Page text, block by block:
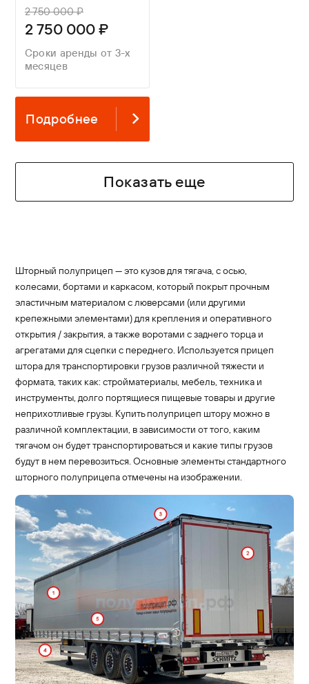
2 750 000 ₽
2 750 000 ₽
Сроки аренды от 3-х
месяцев
Подробнее
Показать еще
Шторный полуприцеп — это кузов для тягача, с осью,
колесами, бортами и каркасом, который покрыт прочным
эластичным материалом с люверсами (или другими
крепежными элементами) для крепления и оперативного
открытия / закрытия, а также воротами с заднего торца и
агрегатами для сцепки с переднего. Используется прицеп
штора для транспортировки грузов различной тяжести и
формата, таких как: стройматериалы, мебель, техника и
инструменты, долго портящиеся пищевые товары и другие
неприхотливые грузы. Купить полуприцеп штору можно в
различной комплектации, в зависимости от того, каким
тягачом он будет транспортироваться и какие типы грузов
будут в нем перевозиться. Основные элементы стандартного
шторного полуприцепа отмечены на изображении.